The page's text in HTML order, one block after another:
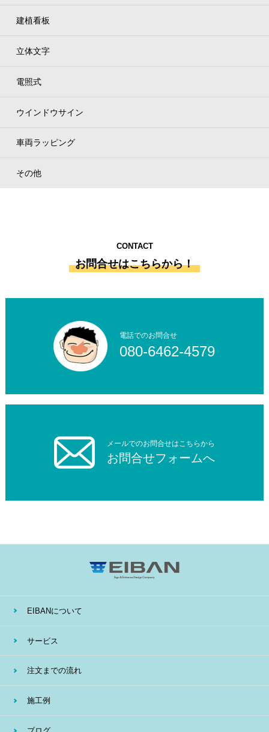
建植看板
立体文字
電照式
ウインドウサイン
車両ラッピング
その他
CONTACT
お問合せはこちらから！
電話でのお問合せ
080-6462-4579
メールでのお問合せはこちらから
お問合せフォームへ
EIBANについて
サービス
注文までの流れ
施工例